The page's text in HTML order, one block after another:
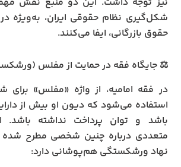
شکل‌گیری نظام حقوقی ایران، به‌ویژه
حقوق بازرگانی، ایفا می‌کنند.
⚖️ جایگاه فقه در حمایت از مفلس
در فقه امامیه، از واژه «مفلس»
استفاده می‌شود که دیون او بیش از
باشد و توان پرداخت نداشته باشد.
متعددی درباره چنین شخصی مطرح شده
نهاد ورشکستگی هم‌پوشانی دارد: